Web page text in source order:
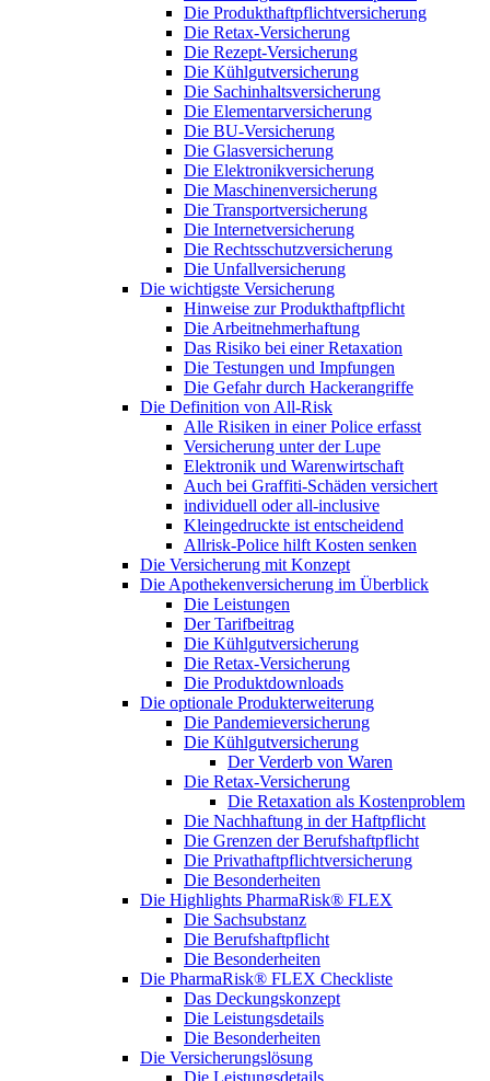
Die Produkthaftpflichtversicherung
Die Retax-Versicherung
Die Rezept-Versicherung
Die Kühlgutversicherung
Die Sachinhaltsversicherung
Die Elementarversicherung
Die BU-Versicherung
Die Glasversicherung
Die Elektronikversicherung
Die Maschinenversicherung
Die Transportversicherung
Die Internetversicherung
Die Rechtsschutzversicherung
Die Unfallversicherung
Die wichtigste Versicherung
Hinweise zur Produkthaftpflicht
Die Arbeitnehmerhaftung
Das Risiko bei einer Retaxation
Die Testungen und Impfungen
Die Gefahr durch Hackerangriffe
Die Definition von All-Risk
Alle Risiken in einer Police erfasst
Versicherung unter der Lupe
Elektronik und Warenwirtschaft
Auch bei Graffiti-Schäden versichert
individuell oder all-inclusive
Kleingedruckte ist entscheidend
Allrisk-Police hilft Kosten senken
Die Versicherung mit Konzept
Die Apothekenversicherung im Überblick
Die Leistungen
Der Tarifbeitrag
Die Kühlgutversicherung
Die Retax-Versicherung
Die Produktdownloads
Die optionale Produkterweiterung
Die Pandemieversicherung
Die Kühlgutversicherung
Der Verderb von Waren
Die Retax-Versicherung
Die Retaxation als Kostenproblem
Die Nachhaftung in der Haftpflicht
Die Grenzen der Berufshaftpflicht
Die Privathaftpflichtversicherung
Die Besonderheiten
Die Highlights PharmaRisk® FLEX
Die Sachsubstanz
Die Berufshaftpflicht
Die Besonderheiten
Die PharmaRisk® FLEX Checkliste
Das Deckungskonzept
Die Leistungsdetails
Die Besonderheiten
Die Versicherungslösung
Die Leistungsdetails